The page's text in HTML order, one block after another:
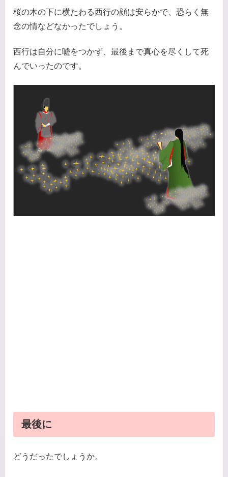
桜の木の下に横たわる西行の顔は安らかで、恐らく無
念の情などなかったでしょう。
西行は自分に嘘をつかず、最後まで真心を尽くして死
んでいったのです。
最後に
どうだったでしょうか。